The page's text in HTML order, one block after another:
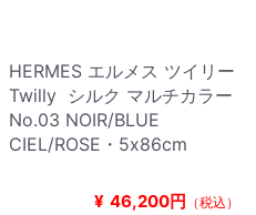
HERMES エルメス ツイリー
Twilly シルク マルチカラー
No.03 NOIR/BLUE
CIEL/ROSE・5x86cm
¥ 46,200円 （税込）